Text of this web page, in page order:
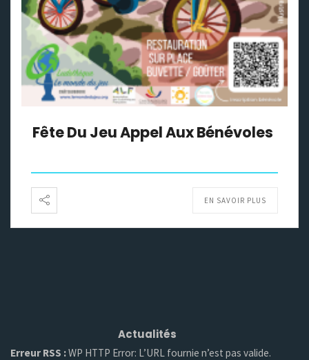
Fête Du Jeu Appel Aux Bénévoles
EN SAVOIR PLUS
Actualités
Erreur RSS :WP HTTP Error: L’URL fournie n’est pas valide.